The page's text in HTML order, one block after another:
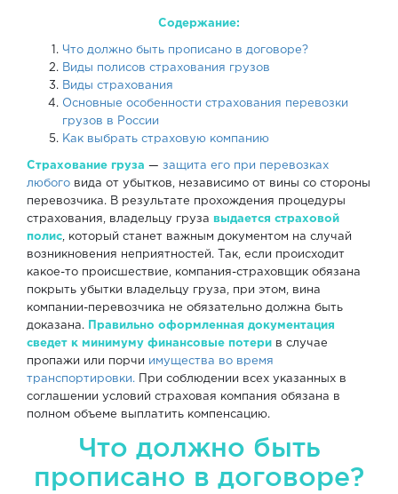
Содержание:
Что должно быть прописано в договоре?
Виды полисов страхования грузов
Виды страхования
Основные особенности страхования перевозки
грузов в России
Как выбрать страховую компанию
Страхование груза — защита его при перевозках
любого вида от убытков, независимо от вины со стороны
перевозчика. В результате прохождения процедуры
страхования, владельцу груза выдается страховой
полис , который станет важным документом на случай
возникновения неприятностей. Так, если происходит
какое-то происшествие, компания-страховщик обязана
покрыть убытки владельцу груза, при этом, вина
компании-перевозчика не обязательно должна быть
доказана.
Правильно оформленная документация
сведет к минимуму финансовые потери в случае
пропажи или порчи имущества во время
транспортировки. При соблюдении всех указанных в
соглашении условий страховая компания обязана в
полном объеме выплатить компенсацию.
Что должно быть
прописано в договоре?